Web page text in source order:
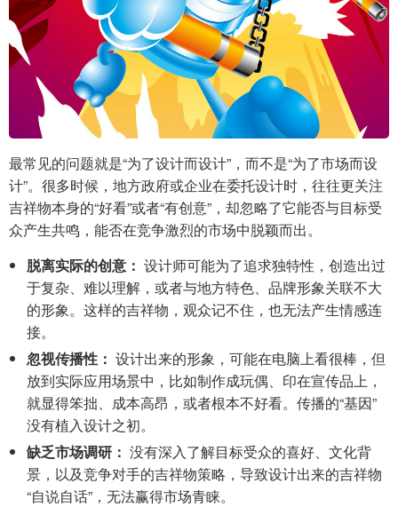
最常见的问题就是“为了设计而设计”，而不是“为了市场而设
计”。很多时候，地方政府或企业在委托设计时，往往更关注
吉祥物本身的“好看”或者“有创意”，却忽略了它能否与目标受
众产生共鸣，能否在竞争激烈的市场中脱颖而出。
脱离实际的创意： 设计师可能为了追求独特性，创造出过
于复杂、难以理解，或者与地方特色、品牌形象关联不大
的形象。这样的吉祥物，观众记不住，也无法产生情感连
接。
忽视传播性： 设计出来的形象，可能在电脑上看很棒，但
放到实际应用场景中，比如制作成玩偶、印在宣传品上，
就显得笨拙、成本高昂，或者根本不好看。传播的“基因”
没有植入设计之初。
缺乏市场调研： 没有深入了解目标受众的喜好、文化背
景，以及竞争对手的吉祥物策略，导致设计出来的吉祥物
“自说自话”，无法赢得市场青睐。